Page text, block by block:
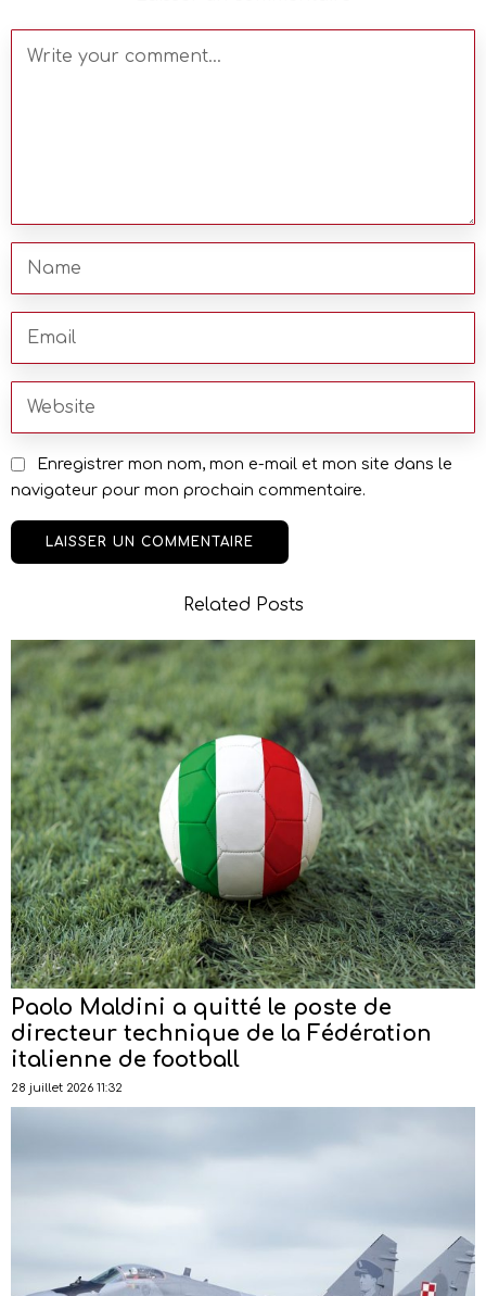
Enregistrer mon nom, mon e-mail et mon site dans le
navigateur pour mon prochain commentaire.
Related Posts
Paolo Maldini a quitté le poste de
directeur technique de la Fédération
italienne de football
28 juillet 2026 11:32